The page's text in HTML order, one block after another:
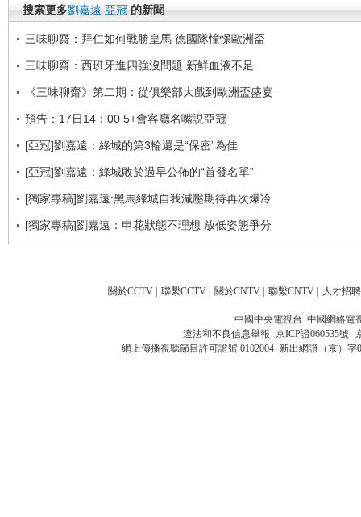
搜索更多劉嘉遠 亞冠 的新聞
三味聊齋：拜仁如何戰勝皇馬 德國隊憧憬歐洲盃
三味聊齋：西班牙進四強沒問題 新鮮血液不足
《三味聊齋》第二期：從俱樂部大戲到歐洲盃盛宴
預告：17日14：00 5+會客廳名嘴説亞冠
[亞冠]劉嘉遠：綠城的第3輪還是“保密”為佳
[亞冠]劉嘉遠：綠城敗於過早公佈的“首發名單”
[獨家專稿]劉嘉遠:黑馬綠城自我減壓期待再次爆冷
[獨家專稿]劉嘉遠：申花狀態不理想 放低姿態爭分
關於CCTV 聯繫CCTV 關於CNTV 聯繫CNTV 人才招聘
中國中央電視台 中國網絡電
違法和不良信息舉報 京ICP證060535號
網上傳播視聽節目許可證號 0102004 新出網證（京）